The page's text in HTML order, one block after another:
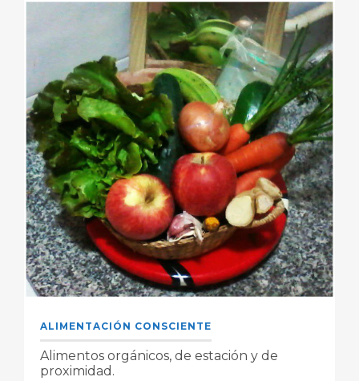
ALIMENTACIÓN CONSCIENTE
Alimentos orgánicos, de estación y de
proximidad.